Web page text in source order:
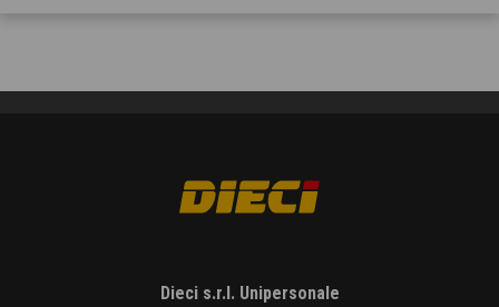
Dieci s.r.l. Unipersonale